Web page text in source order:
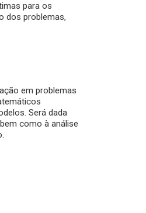
para os
dos problemas,
em problemas
Será dada
como à análise